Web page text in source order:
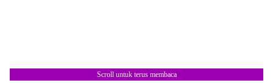
Scroll untuk terus membaca